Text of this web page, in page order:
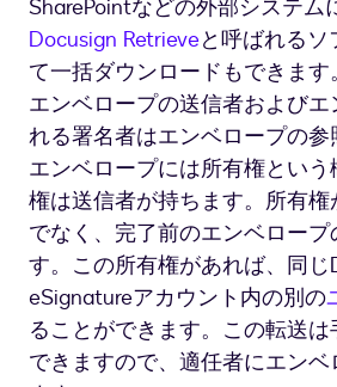
SharePointなどの外部システム
Docusign Retrieveと呼ばれる
て一括ダウンロードもできます。
エンベロープの送信者およびエ
れる署名者はエンベロープの参
エンベロープには所有権とい
権は送信者が持ちます。所有
でなく、完了前のエンベロー
す。この所有権があれば、同じ
eSignatureアカウント内の別の
ることができます。この転送
できますので、適任者にエン